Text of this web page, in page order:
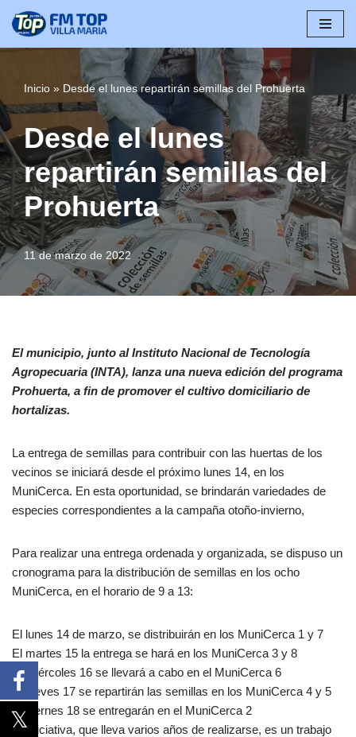
Inicio » Desde el lunes repartirán semillas del Prohuerta
Desde el lunes
repartirán semillas del
Prohuerta
11 de marzo de 2022
El municipio, junto al Instituto Nacional de Tecnología
Agropecuaria (INTA), lanza una nueva edición del programa
Prohuerta, a fin de promover el cultivo domiciliario de
hortalizas.
La entrega de semillas para contribuir con las huertas de los
vecinos se iniciará desde el próximo lunes 14, en los
MuniCerca. En esta oportunidad, se brindarán variedades de
especies correspondientes a la campaña otoño-invierno,
Para realizar una entrega ordenada y organizada, se dispuso un
cronograma para la distribución de semillas en los ocho
MuniCerca, en el horario de 9 a 13:
El lunes 14 de marzo, se distribuirán en los MuniCerca 1 y 7
El martes 15 la entrega se hará en los MuniCerca 3 y 8
El miércoles 16 se llevará a cabo en el MuniCerca 6
El jueves 17 se repartirán las semillas en los MuniCerca 4 y 5
El viernes 18 se entregarán en el MuniCerca 2
La iniciativa, que lleva varios años de realizarse, es un trabajo